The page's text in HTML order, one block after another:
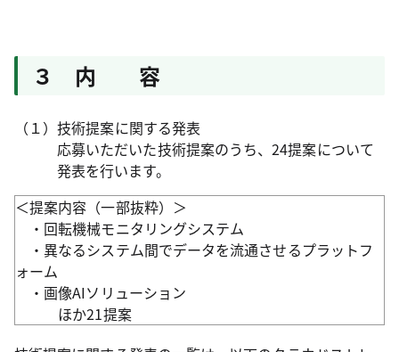
３ 内 容
（１）技術提案に関する発表
応募いただいた技術提案のうち、24提案について
発表を行います。
＜提案内容（一部抜粋）＞
・回転機械モニタリングシステム
・異なるシステム間でデータを流通させるプラットフ
ォーム
・画像AIソリューション
ほか21提案